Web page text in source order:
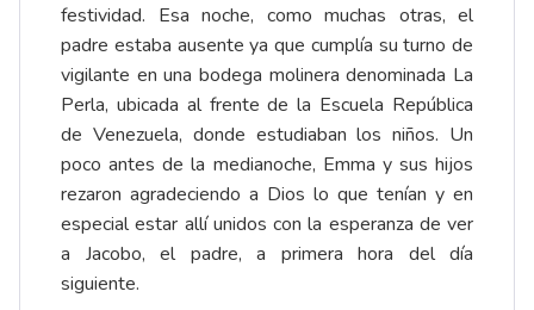
festividad. Esa noche, como muchas otras, el
padre estaba ausente ya que cumplía su turno de
vigilante en una bodega molinera denominada La
Perla, ubicada al frente de la Escuela República
de Venezuela, donde estudiaban los niños. Un
poco antes de la medianoche, Emma y sus hijos
rezaron agradeciendo a Dios lo que tenían y en
especial estar allí unidos con la esperanza de ver
a Jacobo, el padre, a primera hora del día
siguiente.